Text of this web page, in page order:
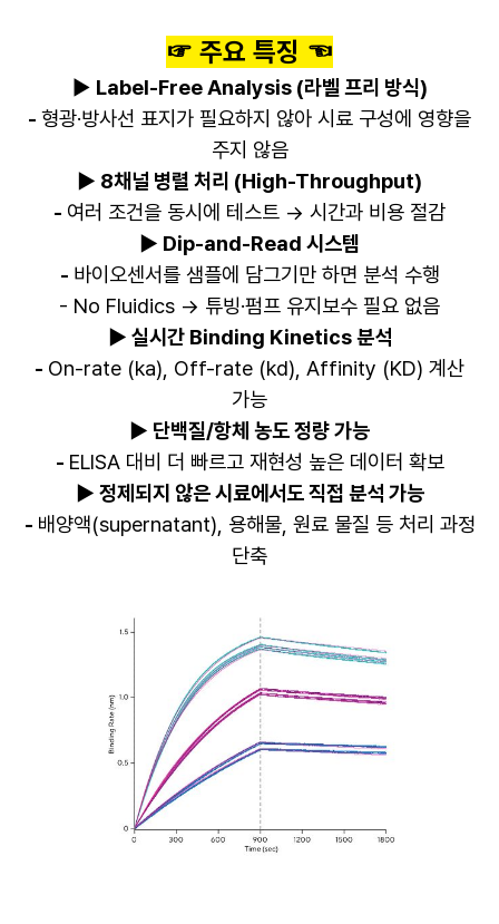
☞ 주요 특징 ☜
▶ Label-Free Analysis (라벨 프리 방식)
- 형광·방사선 표지가 필요하지 않아 시료 구성에 영향을
주지 않음
▶ 8채널 병렬 처리 (High-Throughput)
- 여러 조건을 동시에 테스트 → 시간과 비용 절감
▶ Dip-and-Read 시스템
- 바이오센서를 샘플에 담그기만 하면 분석 수행
- No Fluidics → 튜빙·펌프 유지보수 필요 없음
▶ 실시간 Binding Kinetics 분석
- On-rate (ka), Off-rate (kd), Affinity (KD) 계산
가능
▶ 단백질/항체 농도 정량 가능
- ELISA 대비 더 빠르고 재현성 높은 데이터 확보
▶ 정제되지 않은 시료에서도 직접 분석 가능
- 배양액(supernatant), 용해물, 원료 물질 등 처리 과정
단축